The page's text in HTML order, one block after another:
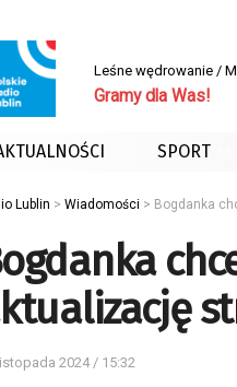
Leśne wędrowanie /
Gramy dla Was!
SPORT
Lublin > Wiadomości > Bogdanka
2024 / 15:32